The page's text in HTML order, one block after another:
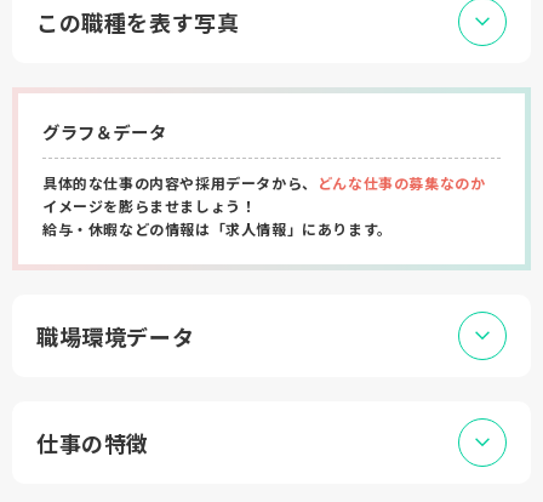
この職種を表す写真
グラフ＆データ
具体的な仕事の内容や採用データから、
どんな仕事の募集なのか
イメージを膨らませましょう！
給与・休暇などの情報は「求人情報」にあります。
職場環境データ
仕事の特徴